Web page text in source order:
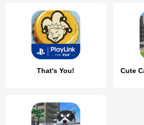
That's You!